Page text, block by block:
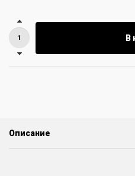
В
Описание